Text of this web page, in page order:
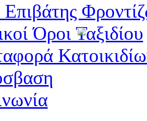
Όροι Ταξιδίου